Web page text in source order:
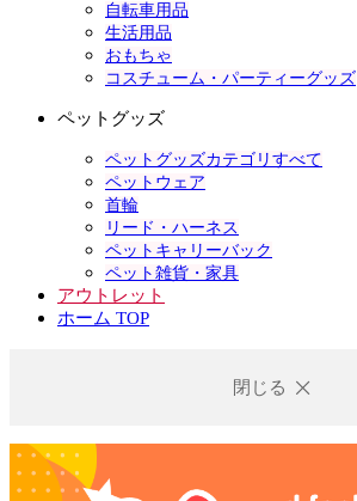
自転車用品
生活用品
おもちゃ
コスチューム・パーティーグッズ
ペットグッズ
ペットグッズカテゴリすべて
ペットウェア
首輪
リード・ハーネス
ペットキャリーバック
ペット雑貨・家具
アウトレット
ホーム TOP
閉じる